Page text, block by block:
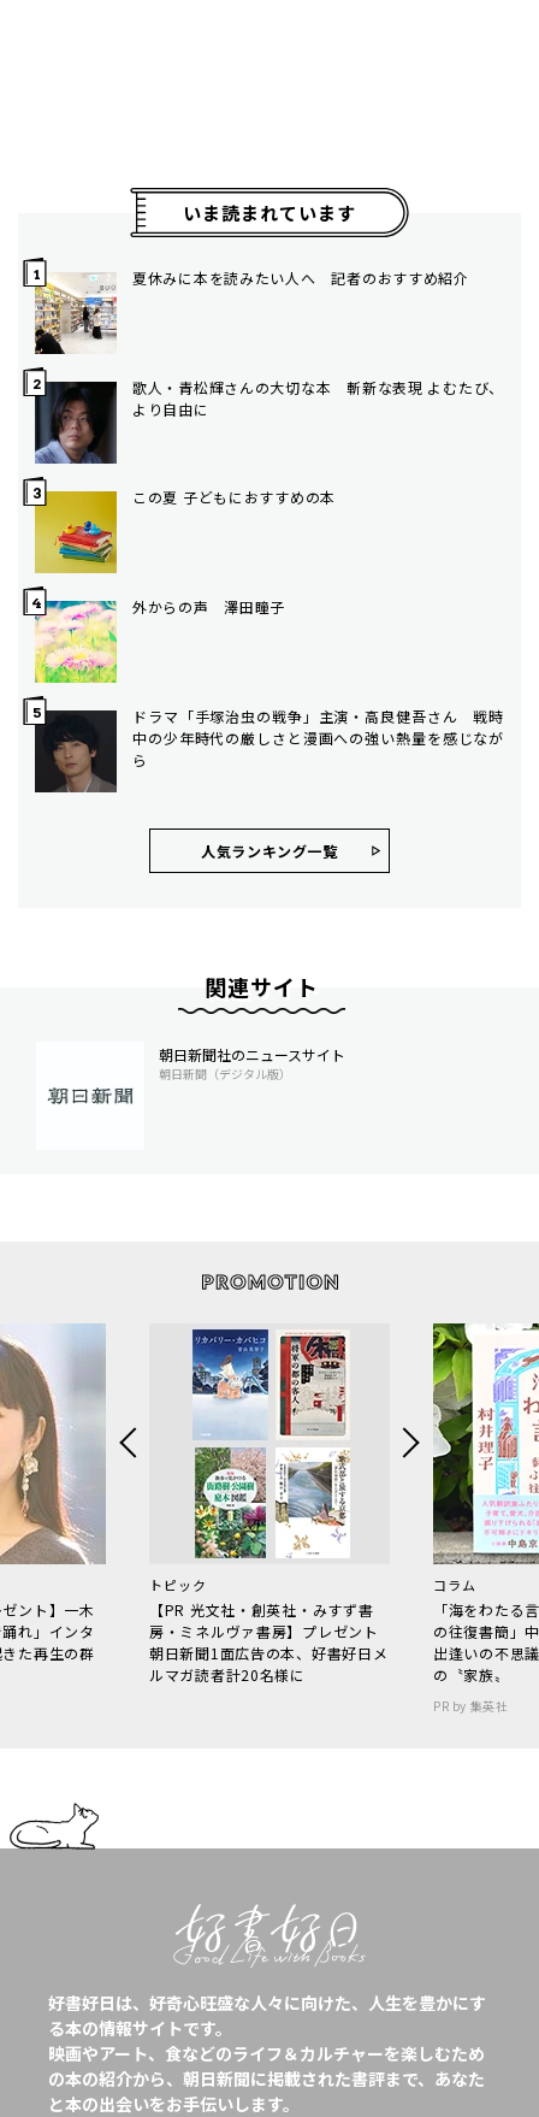
いま読まれています
夏休みに本を読みたい人へ 記者のおすすめ紹介
歌人・青松輝さんの大切な本 斬新な表現 よむたび、
より自由に
この夏 子どもにおすすめの本
外からの声 澤田瞳子
ドラマ「手塚治虫の戦争」主演・高良健吾さん 戦時
中の少年時代の厳しさと漫画への強い熱量を感じなが
ら
人気ランキング⼀覧
関連サイト
朝日新聞社のニュースサイト
朝日新聞（デジタル版）
ント】一木
れ」インタ
た再生の群
トピック
【PR 光文社・創英社・みすず書
房・ミネルヴァ書房】プレゼント
朝日新聞1面広告の本、好書好日メ
ルマガ読者計20名様に
コラム
「海をわた
の往復書簡」
出逢いの不思
の〝家族〟
PR by 集英社
好書好日は、好奇心旺盛な人々に向けた、人生を豊かにす
る本の情報サイトです。
映画やアート、食などのライフ＆カルチャーを楽しむため
の本の紹介から、朝日新聞に掲載された書評まで、あなた
と本の出会いをお手伝いします。